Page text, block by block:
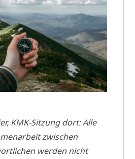
KMK-Sitzung dort: Alle
zwischen
werden nicht